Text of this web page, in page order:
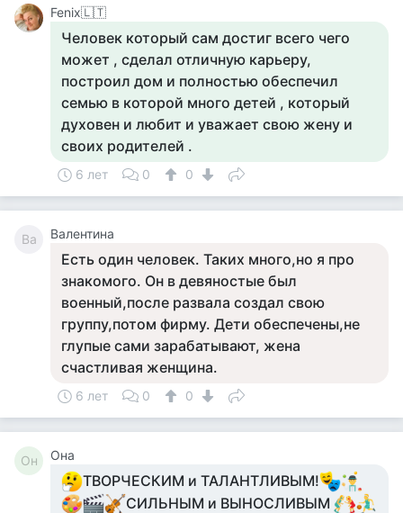
Fenix🇱🇹
Человек который сам достиг всего чего
может , сделал отличную карьеру,
построил дом и полностью обеспечил
семью в которой много детей , который
духовен и любит и уважает свою жену и
своих родителей .
6 лет 0 0
Ва Валентина
Есть один человек. Таких много,но я про
знакомого. Он в девяностые был
военный,после развала создал свою
группу,потом фирму. Дети обеспечены,не
глупые сами зарабатывают, жена
счастливая женщина.
6 лет 0 0
Он Она
ТВОРЧЕСКИМ и ТАЛАНТЛИВЫМ!
СИЛЬНЫМ и ВЫНОСЛИВЫМ